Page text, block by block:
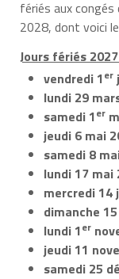
fériés aux
2028, dont voici
Jours fériés
vendredi 1er
lundi 29
samedi 1er
jeudi 6 mai
samedi 8
lundi 17 mai
mercredi 14
dimanche
lundi 1er
jeudi 11
samedi 25